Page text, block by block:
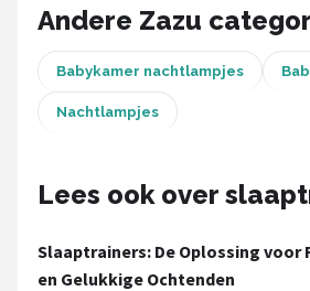
Countryfield
Balvi
Alle merken →
Andere Zazu
Babykamer nachtlampjes
Nachtlampjes
Lees ook over
Slaaptrainers: De Oplossing voor
en Gelukkige Ochtenden